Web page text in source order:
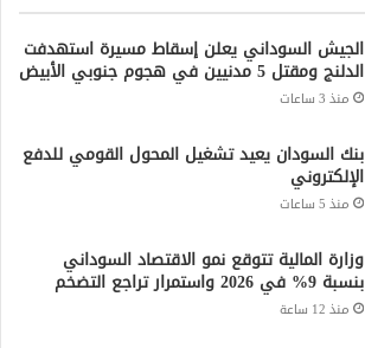
الجيش السوداني يعلن إسقاط مسيرة استهدفت
الدلنج ومقتل 5 مدنيين في هجوم جنوبي الأبيض
منذ 3 ساعات
بنك السودان يعيد تشغيل المحول القومي للدفع
الإلكتروني
منذ 5 ساعات
وزارة المالية تتوقع نمو الاقتصاد السوداني
بنسبة 9% في 2026 واستمرار تراجع التضخم
منذ 12 ساعة